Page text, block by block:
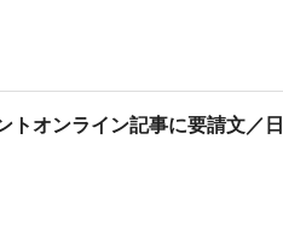
トオンライン記事に要請文／